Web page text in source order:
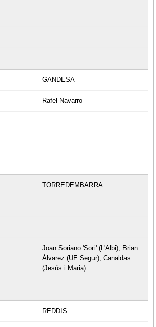
GANDESA
Rafel Navarro
TORREDEMBARRA
Joan Soriano 'Sori' (L'Albi), Brian
Álvarez (UE Segur), Canaldas
(Jesús i Maria)
REDDIS